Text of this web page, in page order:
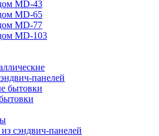
MD-43
MD-65
MD-77
MD-103
панелей
бытовки
сэндвич-панелей